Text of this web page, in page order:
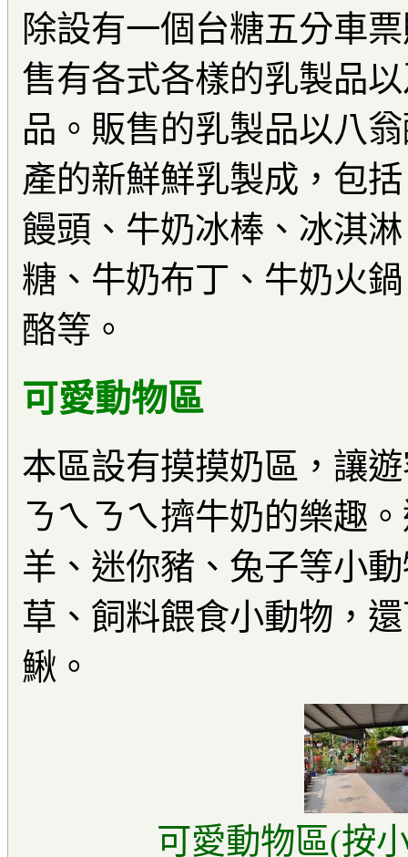
除設有一個台糖五分車
售有各式各樣的乳製品
品。販售的乳製品以八
產的新鮮鮮乳製成，包
饅頭、牛奶冰棒、冰淇
糖、牛奶布丁、牛奶火
酪等。
可愛動物區
本區設有摸摸奶區，讓
ㄋㄟㄋㄟ擠牛奶的樂趣
羊、迷你豬、兔子等小
草、飼料餵食小動物，
鰍。
可愛動物區(按